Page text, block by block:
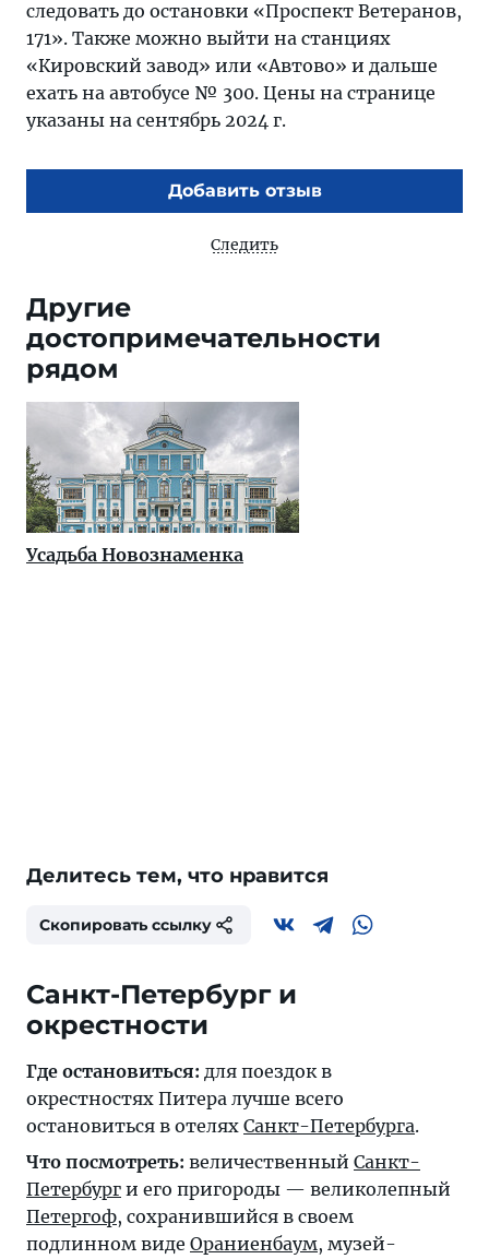
следовать до остановки «Проспект Ветеранов,
171». Также можно выйти на станциях
«Кировский завод» или «Автово» и дальше
ехать на автобусе № 300. Цены на странице
указаны на сентябрь 2024 г.
Добавить отзыв
Следить
Другие
достопримечательности
рядом
Усадьба Новознаменка
Делитесь тем, что нравится
Скопировать ссылку
Санкт-Петербург и
окрестности
Где остановиться: для поездок в
окрестностях Питера лучше всего
остановиться в отелях Санкт-Петербурга.
Что посмотреть: величественный Санкт-
Петербург и его пригороды — великолепный
Петергоф, сохранившийся в своем
подлинном виде Ораниенбаум, музей-